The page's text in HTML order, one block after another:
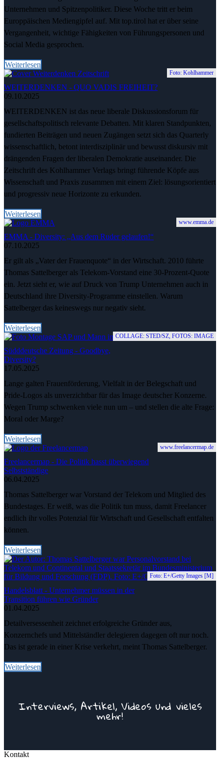
Unternehmen und Spitzenpolitiker. Diese Woche tritt er beim
Europpäischen Mediengipfel auf. Mit top.tirol hat er über seine
Vergangenheit, wichtige Fähigkeiten von Führungspersonen und
Social Media gesprochen.
Weiterlesen
Foto: Kohlhammer
WEITERDENKEN - QUO VADIS FREIHEIT?
09.10.2025
WEITERDENKEN ist das neue liberale Diskussionsforum für
gesellschaftspolitisch relevante Debatten. Mit klaren Standpunkten,
fundierten Beiträgen und neuen Zugängen setzt sich das Quarterly
wissenschaftlich, betont interdisziplinär und bewusst diskursiv mit
drängenden Fragen der liberalen Demokratie auseinander. Die
Zeitschrift des Kohlhammer Verlags bringt führende Köpfe aus
Wissenschaft und Praxis zusammen mit einem Ziel: lösungsorientiert
und progressiv neue Horizonte zu erkunden.
Weiterlesen
www.emma.de
EMMA - Diversity: „Aus dem Ruder gelaufen!“
07.10.2025
Er gilt als „Vater der Frauenquote“ in der Wirtschaft. 2010 führte
Thomas Sattelberger als Telekom-Vorstand eine 30-Prozent-Quote
ein. Jetzt sieht er, wie auf Druck von Trump Unternehmen auch in
Deutschland ihre Diversity-Programme einstellen. Warum
Sattelberger das keineswegs nur negativ sieht.
Weiterlesen
COLLAGE: STED/SZ, FOTOS: IMAGE
Südddeutsche Zeitung - Goodbye,
Diversity?
17.05.2025
Lange galten Frauenförderung, Vielfalt in der Belegschaft und
Pride-Logos als unverzichtbar für das Image deutscher Konzerne.
Wegen Trump schwenken viele nun um – und stellen die alte Frage:
Moral oder Marge?
Weiterlesen
www.freelancermap.de
Freelancermap - Die Politik hasst überwiegend
Selbstständige
06.04.2025
Thomas Sattelberger war Vorstand der Telekom und Mitglied des
Bundestages. Er weiß, was die Politik tun muss, damit Freelancer
endlich ihr volles Potenzial für Wirtschaft und Gesellschaft entfalten
können.
Weiterlesen
Foto: E+/Getty Images [M]
Handelsblatt - Unternehmer müssen in der
Transition führen wie Gründer
01.04.2025
Detailversessenheit zeichnet erfolgreiche Gründer aus,
Konzernchefs und Mittelständler delegieren dagegen oft nur noch.
Das ist gerade in einer Krise verkehrt, meint Thomas Sattelberger.
Weiterlesen
Interviews, Artikel, Videos und vieles
mehr!
Kontakt